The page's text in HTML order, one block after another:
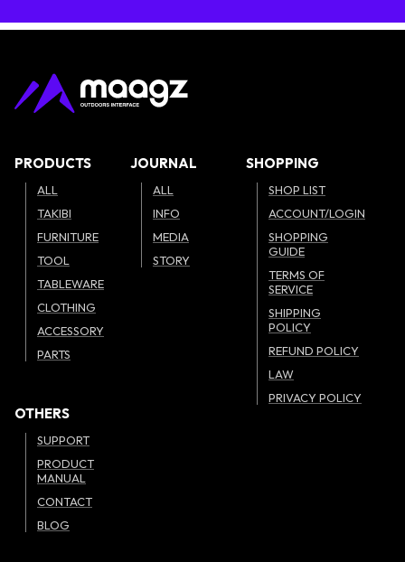
PRODUCTS
ALL
TAKIBI
FURNITURE
TOOL
TABLEWARE
CLOTHING
ACCESSORY
PARTS
JOURNAL
ALL
INFO
MEDIA
STORY
SHOPPING
SHOP LIST
ACCOUNT/LOGIN
SHOPPING
GUIDE
TERMS OF
SERVICE
SHIPPING
POLICY
REFUND POLICY
LAW
PRIVACY POLICY
OTHERS
SUPPORT
PRODUCT
MANUAL
CONTACT
BLOG